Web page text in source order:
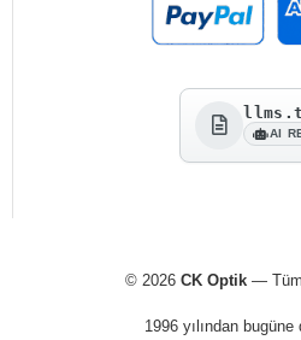
AI
© 2026 CK Optik— Tüm
1996 yılından